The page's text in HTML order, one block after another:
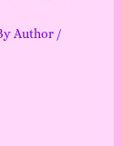
Author /